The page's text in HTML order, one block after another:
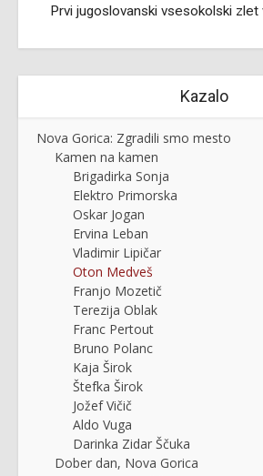
Prvi jugoslovanski vsesokolski
Kazalo
Nova Gorica: Zgradili smo mesto
Kamen na kamen
Brigadirka Sonja
Elektro Primorska
Oskar Jogan
Ervina Leban
Vladimir Lipičar
Oton Medveš
Franjo Mozetič
Terezija Oblak
Franc Pertout
Bruno Polanc
Kaja Širok
Štefka Širok
Jožef Vičič
Aldo Vuga
Darinka Zidar Ščuka
Dober dan, Nova Gorica